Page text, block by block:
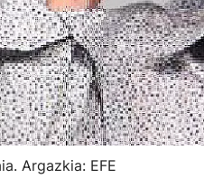
Argazkia: EFE